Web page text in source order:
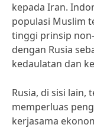
kepada Iran.
populasi Muslim
tinggi prinsip
dengan Rusia
kedaulatan dan
Rusia, di sisi
memperluas
kerjasama